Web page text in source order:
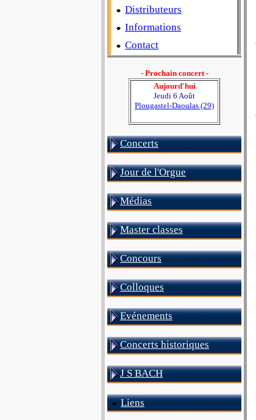
Distributeurs
Informations
Contact
- Prochain concert -
Aujourd'hui
Jeudi 6 Août
Plougastel-Daoulas (29)
Concerts
Jour de l'Orgue
Médias
Master classes
Concours
Colloques
Evénements
Concerts historiques
J S BACH
Liens